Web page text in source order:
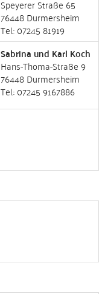
Speyerer Straße 65
76448 Durmersheim
Tel.: 07245 81919
Sabrina und Karl Koch
Hans-Thoma-Straße 9
76448 Durmersheim
Tel.: 07245 9167886